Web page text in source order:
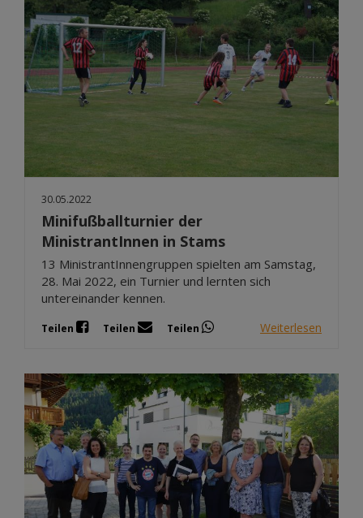
30.05.2022
Minifußballturnier der
MinistrantInnen in Stams
13 MinistrantInnengruppen spielten am Samstag,
28. Mai 2022, ein Turnier und lernten sich
untereinander kennen.
Teilen Teilen Teilen Weiterlesen